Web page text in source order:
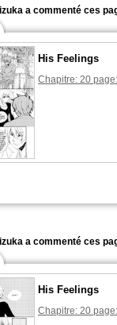
a commenté ces
His Feelings
Chapitre: 20
a commenté ces
His Feelings
Chapitre: 20